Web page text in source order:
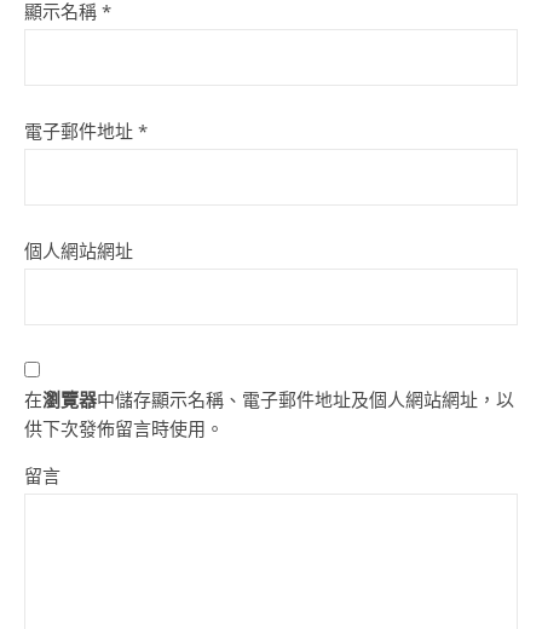
顯示名稱 *
電子郵件地址 *
個人網站網址
在瀏覽器中儲存顯示名稱、電子郵件地址及個人網站網址，以
供下次發佈留言時使用。
留言